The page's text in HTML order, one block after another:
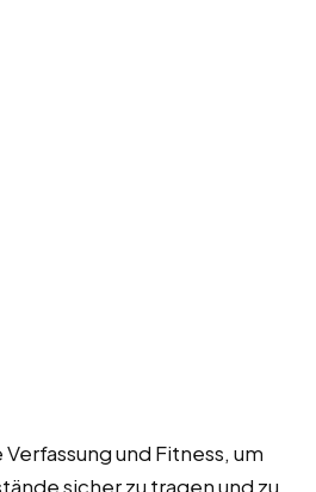
und Fitness, um
sicher zu tragen und zu